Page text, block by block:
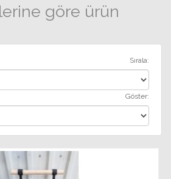
göre ürün
Sırala:
Göster: